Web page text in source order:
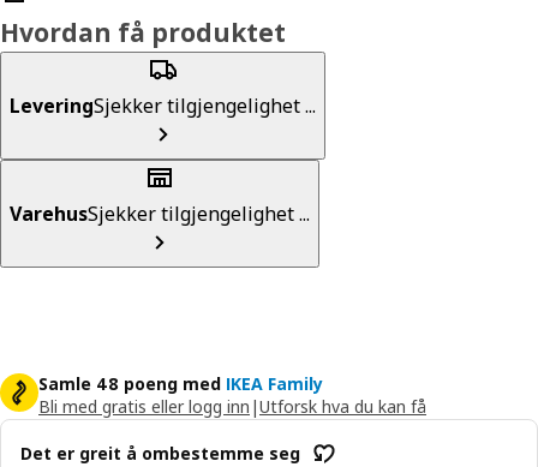
Hvordan få produktet
LeveringSjekker tilgjengelighet ...
VarehusSjekker tilgjengelighet ...
Samle 48 poeng med IKEA Family
Bli med gratis eller logg inn |Utforsk hva du kan få
Det er greit å ombestemme seg